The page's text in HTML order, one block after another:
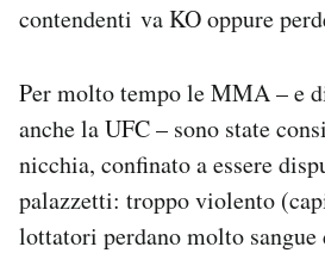
Esci
contendenti va KO oppure
Per molto tempo le MMA – e
anche la UFC – sono state
nicchia, confinato a essere
palazzetti: troppo violento
lottatori perdano molto